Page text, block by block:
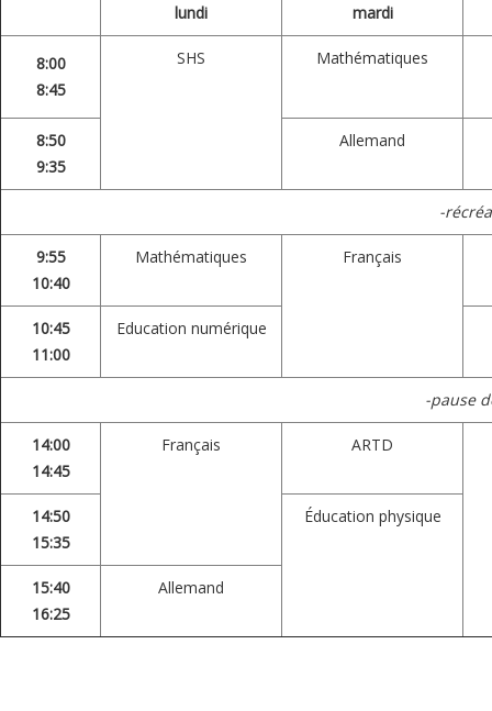
lundi mardi
8:00
8:45
SHS Mathématiques
8:50
9:35
Allemand
-
9:55
10:40
Mathématiques Français
10:45
11:00
Education numérique
-pause
14:00
14:45
Français ARTD
14:50
15:35
Éducation physique
15:40
16:25
Allemand